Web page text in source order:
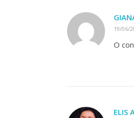
19/06/
O
ELIS